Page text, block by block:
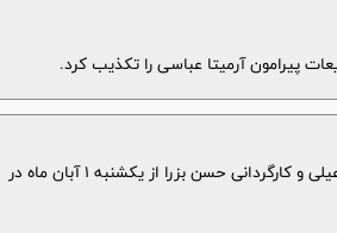
پیرامون آرمیتا عباسی را تکذیب کرد.
ثریا: فصل اول نمایش بزرگ میدانی «جهان بانو» به تهیه‌کنندگی علی اسماعیلی و کارگردانی حسن بزرا از یکشنبه ۱ آبان ماه در